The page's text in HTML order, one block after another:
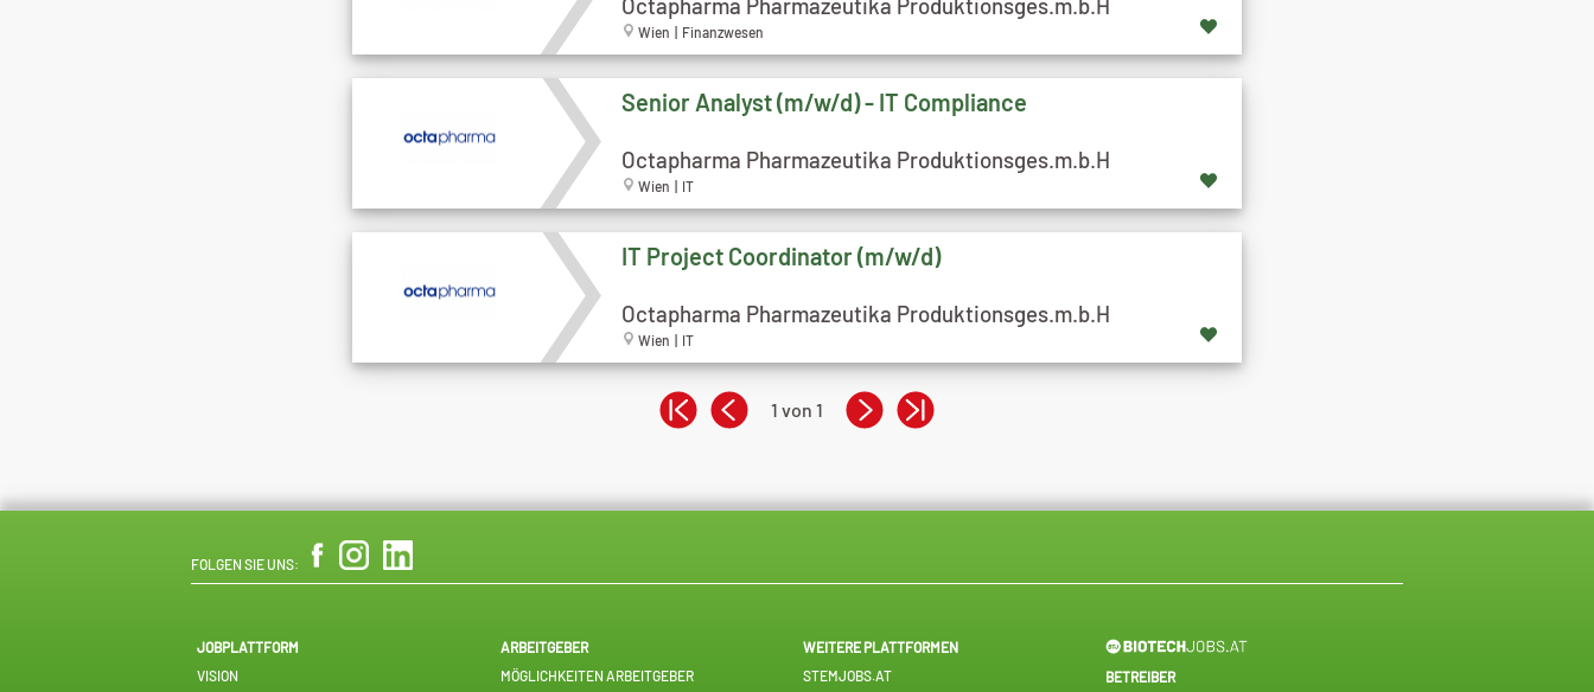
Wien | Finanzwesen
Senior Analyst (m/w/d) - IT Compliance
Octapharma Pharmazeutika Produktionsges.m.b.H
Wien | IT
IT Project Coordinator (m/w/d)
Octapharma Pharmazeutika Produktionsges.m.b.H
Wien | IT
1 von 1
FOLGEN SIE UNS:
JOBPLATTFORM
VISION
ARBEITGEBER
MÖGLICHKEITEN ARBEITGEBER
WEITERE PLATTFORMEN
STEMJOBS.AT
BETREIBER